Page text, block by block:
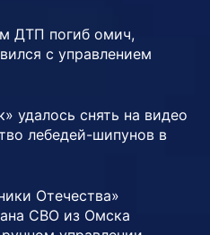
ДТП погиб омич,
с управлением
удалось снять на видео
лебедей-шипунов в
Отечества»
СВО из Омска